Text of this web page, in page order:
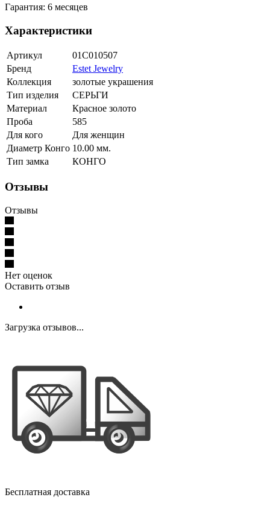
Гарантия: 6 месяцев
Характеристики
Артикул
01С010507
Бренд
Estet Jewelry
Коллекция
золотые украшения
Тип изделия
СЕРЬГИ
Материал
Красное золото
Проба
585
Для кого
Для женщин
Диаметр Конго 10.00 мм.
Тип замка
КОНГО
Отзывы
Отзывы
Нет оценок
Оставить отзыв
Загрузка отзывов...
Бесплатная доставка